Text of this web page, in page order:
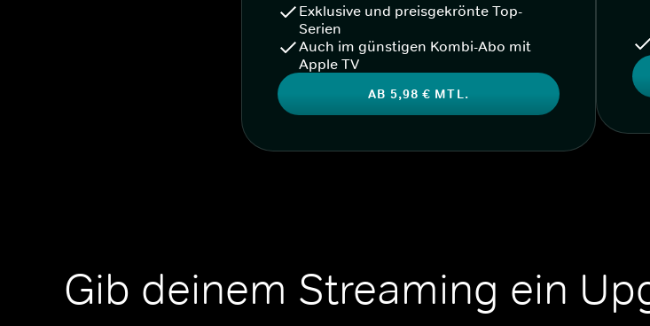
Exklusive und preisgekrönte Top-
Serien
Auch im günstigen Kombi-Abo mit
Apple TV
AB 5,98 € MTL.
Gib deinem Streaming ein